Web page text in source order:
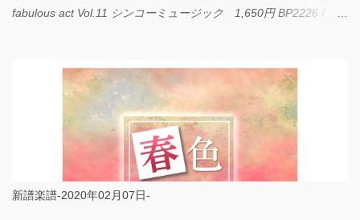
fabulous act Vol.11 シンコーミュージック 1,650円 BP2226 I
新譜楽譜-2020年02月07日-